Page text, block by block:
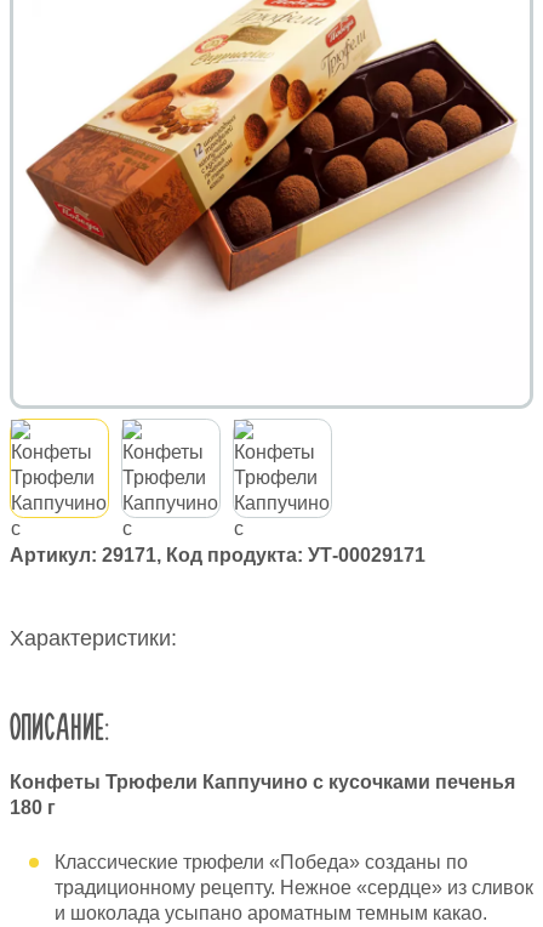
Артикул: 29171, Код продукта: УТ-00029171
Характеристики:
ОПИСАНИЕ:
Конфеты Трюфели Каппучино с кусочками печенья
180 г
Классические трюфели «Победа» созданы по
традиционному рецепту. Нежное «сердце» из сливок
и шоколада усыпано ароматным темным какао.